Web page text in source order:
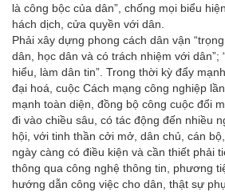
là công bộc của dân”, chống mọi biểu
hách dịch, cửa quyền với dân.
Phải xây dựng phong cách dân vận
dân, học dân và có trách nhiệm với dân”;
hiểu, làm dân tin”. Trong thời kỳ đẩy
đại hoá, cuộc Cách mạng công nghiệp
mạnh toàn diện, đồng bộ công cuộc đổi
đi vào chiều sâu, có tác động đến nhiều
hội, với tinh thần cởi mở, dân chủ, cán
ngày càng có điều kiện và cần thiết phải
thông qua công nghệ thông tin, phương
hướng dẫn công việc cho dân, thật sự